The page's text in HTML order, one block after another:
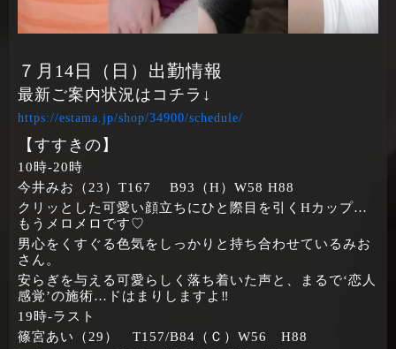
７月14日（日）出勤情報
最新ご案内状況はコチラ↓
https://estama.jp/shop/34900/schedule/
【すすきの】
10時‐20時
今井みお（23）T167 B93（H）W58 H88
クリッとした可愛い顔立ちにひと際目を引くHカップ…
もうメロメロです♡
男心をくすぐる色気をしっかりと持ち合わせているみお
さん。
安らぎを与える可愛らしく落ち着いた声と、まるで‘恋人
感覚’の施術…ドはまりしますよ‼
19時‐ラスト
篠宮あい（29） T157/B84（Ｃ）W56 H88